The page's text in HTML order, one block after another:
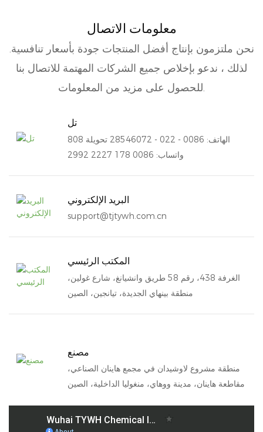
معلومات الاتصال
نحن ملتزمون بإنتاج أفضل المنتجات جودة بأسعار تنافسية.
لذلك ، ندعو بإخلاص جميع الشركات المهتمة للاتصال بنا
للحصول على مزيد من المعلومات.
تل
الهاتف: 0086 - 022 - 28546072 تحويلة 808
واتساب: 0086 178 2227 2992
البريد الإلكتروني
support@tjtywh.com.cn
المكتب الرئيسي
الغرفة 438، رقم 58 طريق وانشيانغ، شارع غولين،
منطقة بينهاي الجديدة، تيانجين، الصين
مصنع
منطقة مشروع لاوشيدان في مجمع هاينان الصناعي،
مقاطعة هاينان، مدينة ووهاي، منغوليا الداخلية، الصين